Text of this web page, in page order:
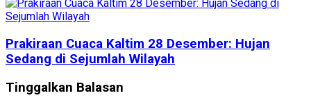
Prakiraan Cuaca Kaltim 28 Desember: Hujan
Sedang di Sejumlah Wilayah
Tinggalkan Balasan